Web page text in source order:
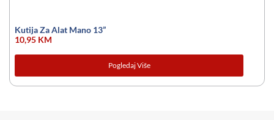
Kutija Za Alat Mano 13”
10,95 KM
Pogledaj Više